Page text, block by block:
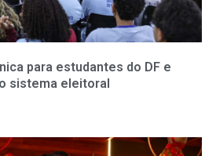
para estudantes do DF e
sistema eleitoral